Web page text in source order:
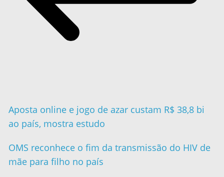
Aposta online e jogo de azar custam R$ 38,8 bi
ao país, mostra estudo
OMS reconhece o fim da transmissão do HIV de
mãe para filho no país